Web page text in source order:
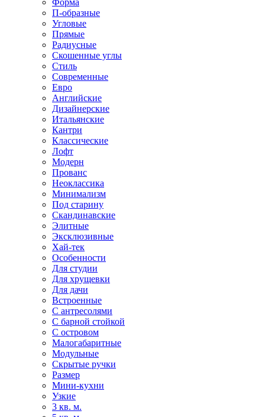
Форма
П-образные
Угловые
Прямые
Радиусные
Скошенные углы
Стиль
Современные
Евро
Английские
Дизайнерские
Итальянские
Кантри
Классические
Лофт
Модерн
Прованс
Неоклассика
Минимализм
Под старину
Скандинавские
Элитные
Эксклюзивные
Хай-тек
Особенности
Для студии
Для хрущевки
Для дачи
Встроенные
С антресолями
С барной стойкой
С островом
Малогабаритные
Модульные
Скрытые ручки
Размер
Мини-кухни
Узкие
3 кв. м.